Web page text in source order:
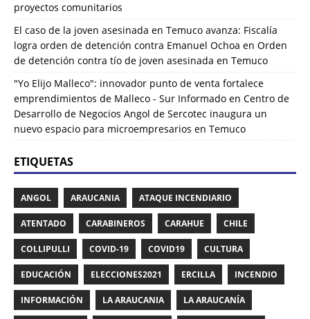
proyectos comunitarios
El caso de la joven asesinada en Temuco avanza: Fiscalía
logra orden de detención contra Emanuel Ochoa en Orden
de detención contra tío de joven asesinada en Temuco
"Yo Elijo Malleco": innovador punto de venta fortalece
emprendimientos de Malleco - Sur Informado en Centro de
Desarrollo de Negocios Angol de Sercotec inaugura un
nuevo espacio para microempresarios en Temuco
ETIQUETAS
ANGOL ARAUCANIA ATAQUE INCENDIARIO
ATENTADO CARABINEROS CARAHUE CHILE
COLLIPULLI COVID-19 COVID19 CULTURA
EDUCACIÓN ELECCIONES2021 ERCILLA INCENDIO
INFORMACIÓN LA ARAUCANIA LA ARAUCANÍA